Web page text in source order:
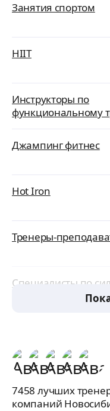
Занятия спортом
HIIT
Инструкторы по
функциональному
Джампинг фитнес
Hot Iron
Тренеры-
Специалисты по
7458 лучших
компаний